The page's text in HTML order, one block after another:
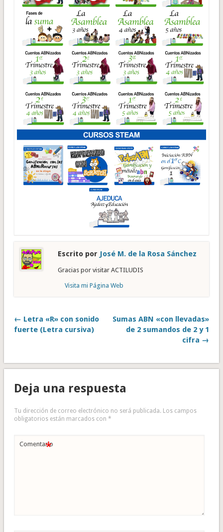
Escrito por José M. de la Rosa Sánchez
Gracias por visitar ACTILUDIS
Visita mi Página Web
← Letra «R» con sonido
fuerte (Letra cursiva)
Sumas ABN «con llevadas»
de 2 sumandos de 2 y 1
cifra →
Deja una respuesta
Tu dirección de correo electrónico no será publicada. Los campos
obligatorios están marcados con *
Comentario
*